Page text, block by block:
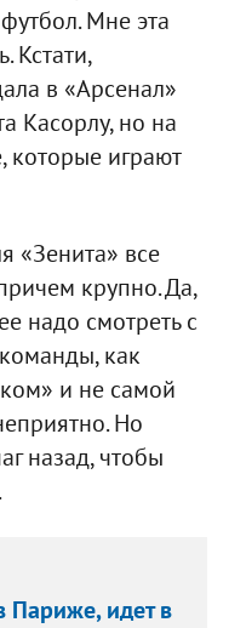
Мне эта
Кстати,
в «Арсенал»
Касорлу, но на
которые играют
«Зенита» все
крупно. Да,
надо смотреть с
как
и не самой
Но
назад, чтобы
Париже, идет в